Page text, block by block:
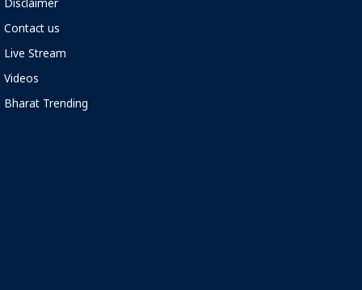
Disclaimer
Contact us
Live Stream
Videos
Bharat Trending